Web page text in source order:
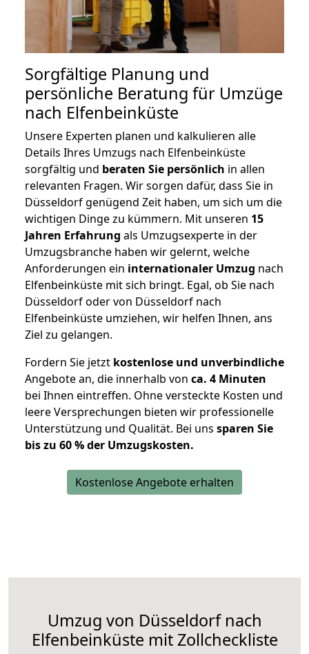
Sorgfältige Planung und
persönliche Beratung für Umzüge
nach Elfenbeinküste
Unsere Experten planen und kalkulieren alle
Details Ihres Umzugs nach Elfenbeinküste
sorgfältig und beraten Sie persönlich in allen
relevanten Fragen. Wir sorgen dafür, dass Sie in
Düsseldorf genügend Zeit haben, um sich um die
wichtigen Dinge zu kümmern. Mit unseren 15
Jahren Erfahrung als Umzugsexperte in der
Umzugsbranche haben wir gelernt, welche
Anforderungen ein internationaler Umzug nach
Elfenbeinküste mit sich bringt. Egal, ob Sie nach
Düsseldorf oder von Düsseldorf nach
Elfenbeinküste umziehen, wir helfen Ihnen, ans
Ziel zu gelangen.
Fordern Sie jetzt kostenlose und unverbindliche
Angebote an, die innerhalb von ca. 4 Minuten
bei Ihnen eintreffen. Ohne versteckte Kosten und
leere Versprechungen bieten wir professionelle
Unterstützung und Qualität. Bei uns sparen Sie
bis zu 60 % der Umzugskosten.
Kostenlose Angebote erhalten
Umzug von Düsseldorf nach
Elfenbeinküste mit Zollcheckliste